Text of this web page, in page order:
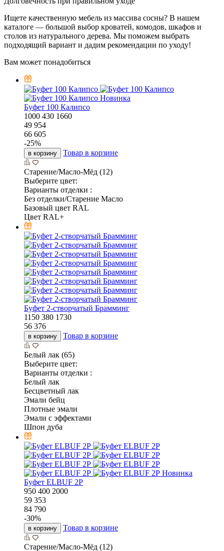
Ищете качественную мебель из массива сосны? В нашем
каталоге — большой выбор кроватей, комодов, шкафов и
столов из натурального дерева. Мы поможем выбрать
подходящий вариант и дадим рекомендации по уходу!
Вам может понадобиться
Новинка
Буфет 100 Калипсо
1000 430 1660
49 954
66 605
-25%
в корзину Товар в корзине
Старение/Масло-Мёд (12)
Выберите цвет:
Варианты отделки :
Без отделки/Старение Масло
Базовый цвет RAL
Цвет RAL+
Буфет 2-створчатый Брамминг
1150 380 1730
56 376
в корзину Товар в корзине
Белый лак (65)
Выберите цвет:
Варианты отделки :
Белый лак
Бесцветный лак
Эмали бейц
Плотные эмали
Эмали с эффектами
Шпон дуба
Новинка
Буфет ELBUF 2P
950 400 2000
59 353
84 790
-30%
в корзину Товар в корзине
Старение/Масло-Мёд (12)